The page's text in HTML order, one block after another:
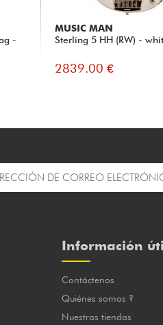
-
MUSIC MAN
Sterling 5 HH (RW) -
2839.00 €
Información
Contáctenos
Quiénes somos ?
Nuestras tiendas